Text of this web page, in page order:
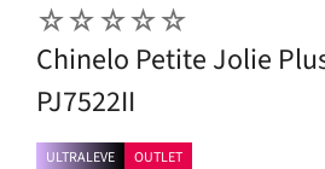
☆☆☆☆☆
Chinelo Petite Jolie
PJ7522II
ULTRALEVE
OUTLET